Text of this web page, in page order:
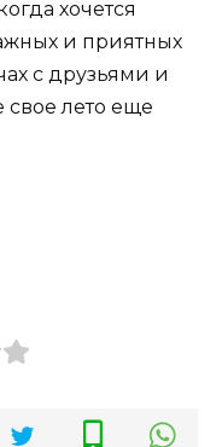
хочется
и приятных
с друзьями и
свое лето еще